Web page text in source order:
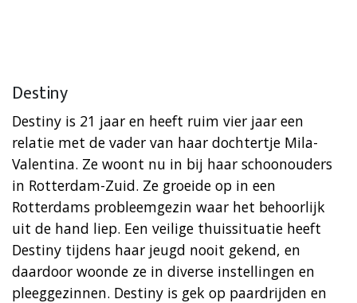
Destiny
Destiny is 21 jaar en heeft ruim vier jaar een
relatie met de vader van haar dochtertje Mila-
Valentina. Ze woont nu in bij haar schoonouders
in Rotterdam-Zuid. Ze groeide op in een
Rotterdams probleemgezin waar het behoorlijk
uit de hand liep. Een veilige thuissituatie heeft
Destiny tijdens haar jeugd nooit gekend, en
daardoor woonde ze in diverse instellingen en
pleeggezinnen. Destiny is gek op paardrijden en